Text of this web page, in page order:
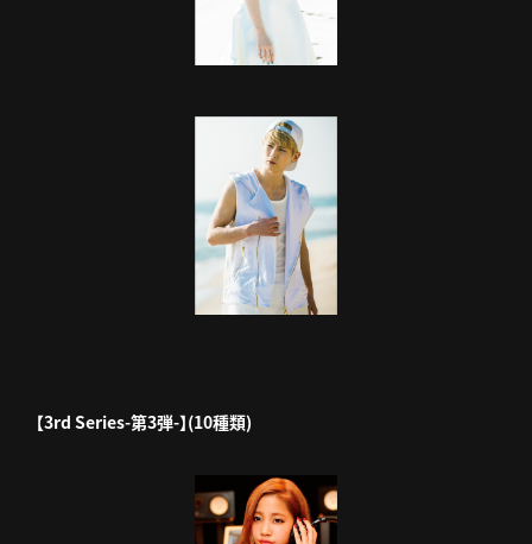
【3rd Series-第3弾-】(10種類)